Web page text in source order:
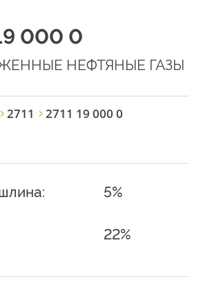
000 0
НЕФТЯНЫЕ ГАЗЫ
2711 2711 19 000 0
5%
22%